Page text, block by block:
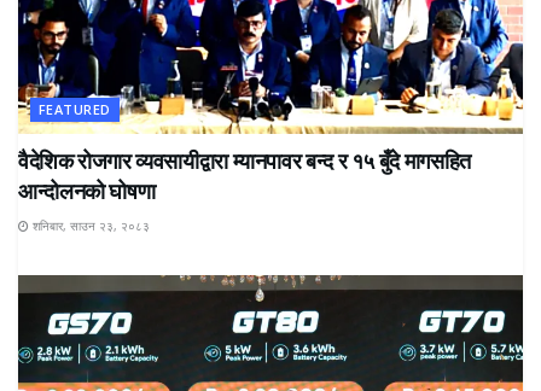
FEATURED
वैदेशिक रोजगार व्यवसायीद्वारा म्यानपावर बन्द र १५ बुँदे मागसहित
आन्दोलनको घोषणा
शनिबार, साउन २३, २०८३